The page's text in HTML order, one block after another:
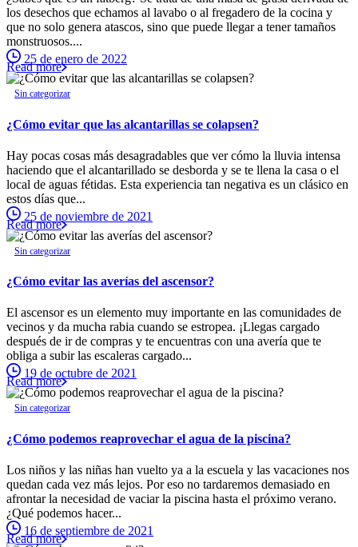
los desechos que echamos al lavabo o al fregadero de la cocina y
que no solo genera atascos, sino que puede llegar a tener tamaños
monstruosos....
25 de enero de 2022
Read more
Sin categorizar
¿Cómo evitar que las alcantarillas se colapsen?
Hay pocas cosas más desagradables que ver cómo la lluvia intensa
haciendo que el alcantarillado se desborda y se te llena la casa o el
local de aguas fétidas. Esta experiencia tan negativa es un clásico en
estos días que...
25 de noviembre de 2021
Read more
Sin categorizar
¿Cómo evitar las averías del ascensor?
El ascensor es un elemento muy importante en las comunidades de
vecinos y da mucha rabia cuando se estropea. ¡Llegas cargado
después de ir de compras y te encuentras con una avería que te
obliga a subir las escaleras cargado...
19 de octubre de 2021
Read more
Sin categorizar
¿Cómo podemos reaprovechar el agua de la piscina?
Los niños y las niñas han vuelto ya a la escuela y las vacaciones nos
quedan cada vez más lejos. Por eso no tardaremos demasiado en
afrontar la necesidad de vaciar la piscina hasta el próximo verano.
¿Qué podemos hacer...
16 de septiembre de 2021
Read more